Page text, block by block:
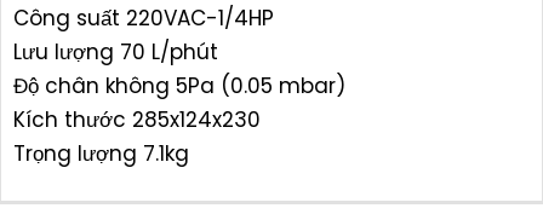
Công suất 220VAC-1/4HP
Lưu lượng 70 L/phút
Độ chân không 5Pa (0.05 mbar)
Kích thước 285x124x230
Trọng lượng 7.1kg